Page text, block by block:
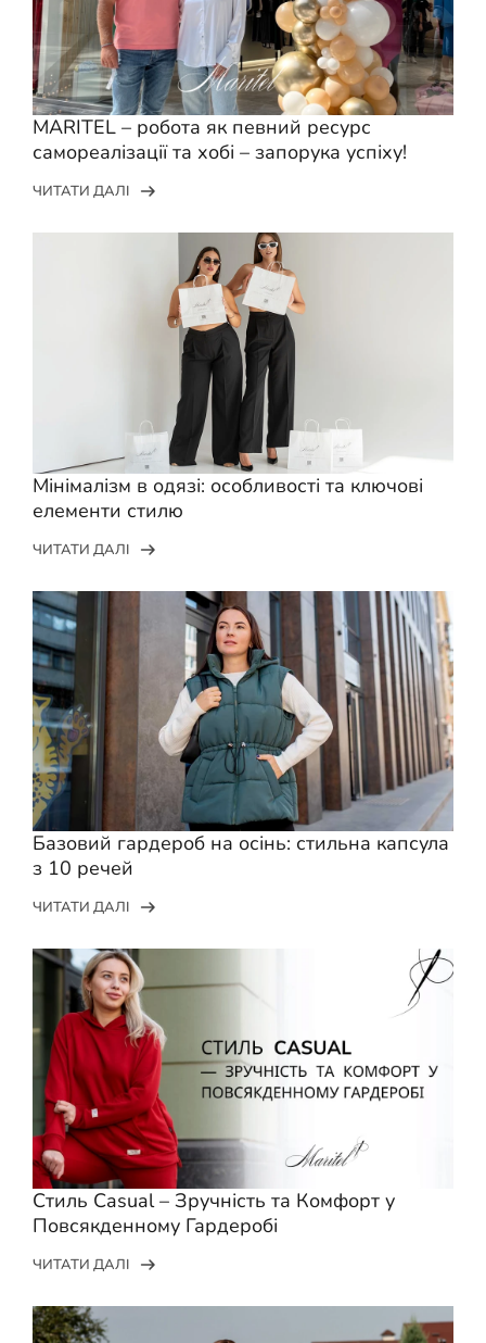
MARITEL – робота як певний ресурс
самореалізації та хобі – запорука успіху!
ЧИТАТИ ДАЛІ
Мінімалізм в одязі: особливості та ключові
елементи стилю
ЧИТАТИ ДАЛІ
Базовий гардероб на осінь: стильна капсула
з 10 речей
ЧИТАТИ ДАЛІ
Стиль Casual – Зручність та Комфорт у
Повсякденному Гардеробі
ЧИТАТИ ДАЛІ